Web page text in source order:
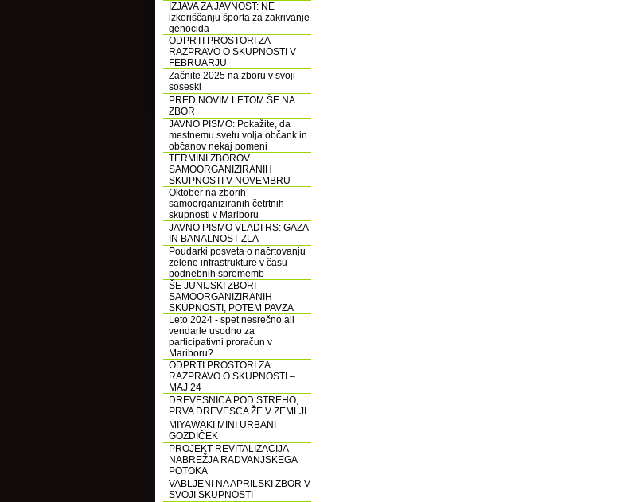
IZJAVA ZA JAVNOST: NE
izkoriščanju športa za zakrivanje
genocida
ODPRTI PROSTORI ZA
RAZPRAVO O SKUPNOSTI V
FEBRUARJU
Začnite 2025 na zboru v svoji
soseski
PRED NOVIM LETOM ŠE NA
ZBOR
JAVNO PISMO: Pokažite, da
mestnemu svetu volja občank in
občanov nekaj pomeni
TERMINI ZBOROV
SAMOORGANIZIRANIH
SKUPNOSTI V NOVEMBRU
Oktober na zborih
samoorganiziranih četrtnih
skupnosti v Mariboru
JAVNO PISMO VLADI RS: GAZA
IN BANALNOST ZLA
Poudarki posveta o načrtovanju
zelene infrastrukture v času
podnebnih sprememb
ŠE JUNIJSKI ZBORI
SAMOORGANIZIRANIH
SKUPNOSTI, POTEM PAVZA
Leto 2024 - spet nesrečno ali
vendarle usodno za
participativni proračun v
Mariboru?
ODPRTI PROSTORI ZA
RAZPRAVO O SKUPNOSTI –
MAJ 24
DREVESNICA POD STREHO,
PRVA DREVESCA ŽE V ZEMLJI
MIYAWAKI MINI URBANI
GOZDIČEK
PROJEKT REVITALIZACIJA
NABREŽJA RADVANJSKEGA
POTOKA
VABLJENI NA APRILSKI ZBOR V
SVOJI SKUPNOSTI